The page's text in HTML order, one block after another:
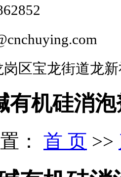
区宝龙街道龙
有机硅消泡
： 首 页 >>